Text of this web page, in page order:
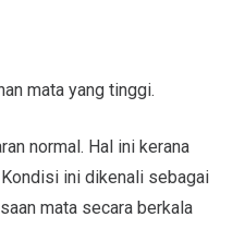
mata yang tinggi.
normal. Hal ini kerana
ini dikenali sebagai
mata secara berkala